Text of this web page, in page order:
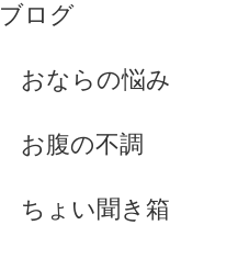
ブログ
おならの悩み
お腹の不調
ちょい聞き箱